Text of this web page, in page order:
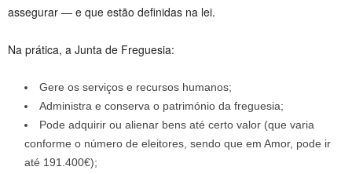
assegurar — e que estão definidas na lei.
Na prática, a Junta de Freguesia:
Gere os serviços e recursos humanos;
Administra e conserva o património da freguesia;
Pode adquirir ou alienar bens até certo valor (que varia
conforme o número de eleitores, sendo que em Amor, pode ir
até 191.400€);